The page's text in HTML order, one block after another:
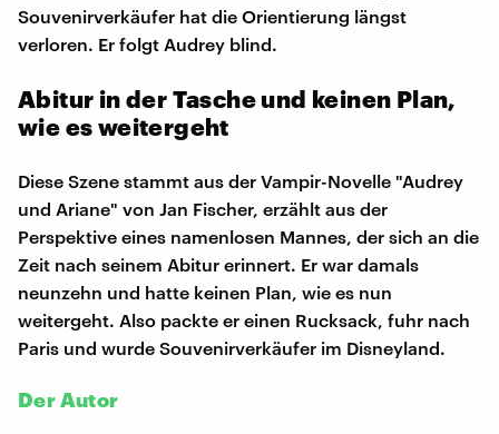
Souvenirverkäufer hat die Orientierung längst
verloren. Er folgt Audrey blind.
Abitur in der Tasche und keinen Plan,
wie es weitergeht
Diese Szene stammt aus der Vampir-Novelle "Audrey
und Ariane" von Jan Fischer, erzählt aus der
Perspektive eines namenlosen Mannes, der sich an die
Zeit nach seinem Abitur erinnert. Er war damals
neunzehn und hatte keinen Plan, wie es nun
weitergeht. Also packte er einen Rucksack, fuhr nach
Paris und wurde Souvenirverkäufer im Disneyland.
Der Autor